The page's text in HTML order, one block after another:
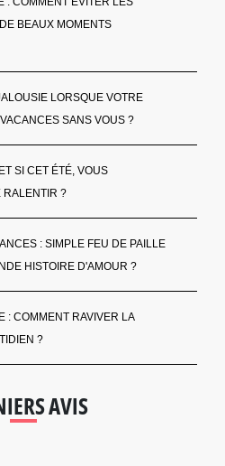
BEAUX MOMENTS
LORSQUE VOTRE
SANS VOUS ?
SI CET ÉTÉ, VOUS
RALENTIR ?
: SIMPLE FEU DE PAILLE
HISTOIRE D'AMOUR ?
: COMMENT RAVIVER LA
?
AVIS